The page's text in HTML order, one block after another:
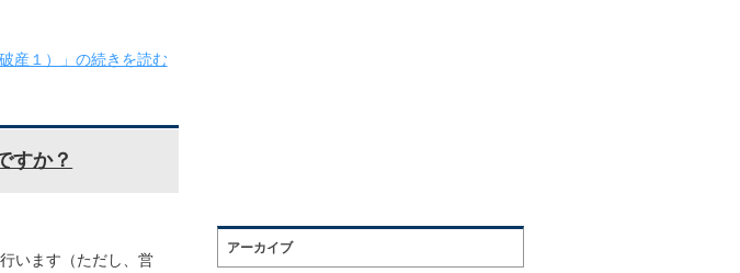
産１）」の続きを読む
すか？
います（ただし、営
アーカイブ